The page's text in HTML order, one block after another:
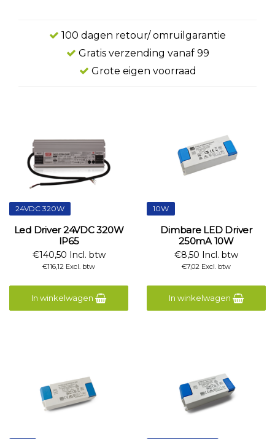
100 dagen retour/ omruilgarantie
Gratis verzending vanaf 99
Grote eigen voorraad
24VDC 320W
Led Driver 24VDC 320W
IP65
€140,50 Incl. btw
€116,12 Excl. btw
In winkelwagen
10W
Dimbare LED Driver
250mA 10W
€8,50 Incl. btw
€7,02 Excl. btw
In winkelwagen